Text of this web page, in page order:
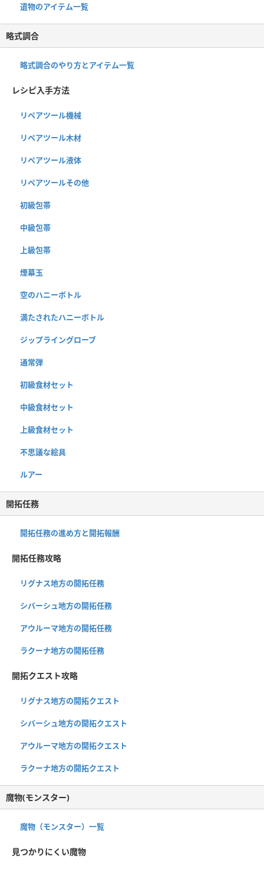
遺物のアイテム一覧
略式調合
略式調合のやり方とアイテム一覧
レシピ入手方法
リペアツール機械
リペアツール木材
リペアツール液体
リペアツールその他
初級包帯
中級包帯
上級包帯
煙幕玉
空のハニーボトル
満たされたハニーボトル
ジップライングローブ
通常弾
初級食材セット
中級食材セット
上級食材セット
不思議な絵具
ルアー
開拓任務
開拓任務の進め方と開拓報酬
開拓任務攻略
リグナス地方の開拓任務
シバーシュ地方の開拓任務
アウルーマ地方の開拓任務
ラクーナ地方の開拓任務
開拓クエスト攻略
リグナス地方の開拓クエスト
シバーシュ地方の開拓クエスト
アウルーマ地方の開拓クエスト
ラクーナ地方の開拓クエスト
魔物(モンスター)
魔物（モンスター）一覧
見つかりにくい魔物